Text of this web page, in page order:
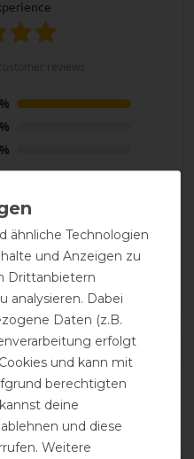
dicken Kaltblut. Der
für dich
ähnliche Technologien
und Anzeigen zu
Drittanbietern
analysieren. Dabei
Daten (z.B.
erfolgt
und kann mit
berechtigten
deine
und diese
Weitere